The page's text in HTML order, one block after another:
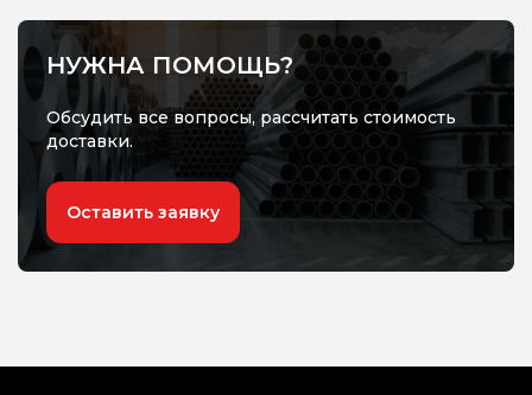
НУЖНА ПОМОЩЬ?
Обсудить все вопросы, рассчитать стоимость
доставки.
Оставить заявку